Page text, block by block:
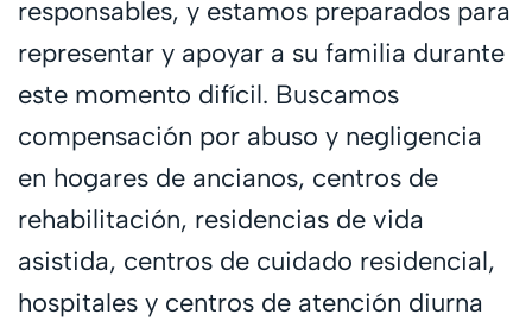
responsables, y estamos preparados para
representar y apoyar a su familia durante
este momento difícil. Buscamos
compensación por abuso y negligencia
en hogares de ancianos, centros de
rehabilitación, residencias de vida
asistida, centros de cuidado residencial,
hospitales y centros de atención diurna